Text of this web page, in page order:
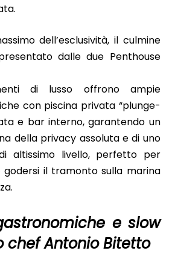
dell’esclusività, il culmine
dalle due Penthouse
di lusso offrono ampie
con piscina privata “plunge-
e bar interno, garantendo un
della privacy assoluta e di uno
altissimo livello, perfetto per
il tramonto sulla marina
e slow
chef Antonio Bitetto